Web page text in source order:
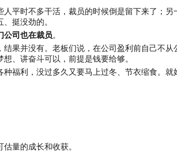
人平时不多干活，裁员的时候倒是留下来了；
挺没劲的。
司也在裁员。
果并没有。老板们说，在公司盈利前自己不
、讲奋斗可以，前提是钱要给够。
福利，没过多久又要马上过冬、节衣缩食。就
量的成长和收获。